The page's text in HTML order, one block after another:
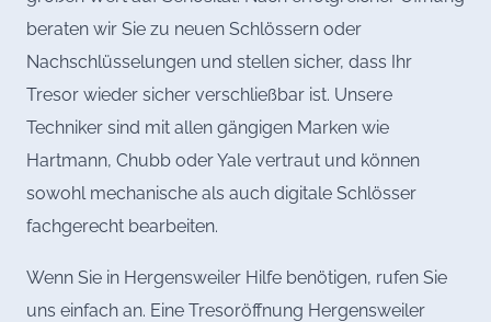
beraten wir Sie zu neuen Schlössern oder
Nachschlüsselungen und stellen sicher, dass Ihr
Tresor wieder sicher verschließbar ist. Unsere
Techniker sind mit allen gängigen Marken wie
Hartmann, Chubb oder Yale vertraut und können
sowohl mechanische als auch digitale Schlösser
fachgerecht bearbeiten.
Wenn Sie in Hergensweiler Hilfe benötigen, rufen Sie
uns einfach an. Eine Tresoröffnung Hergensweiler